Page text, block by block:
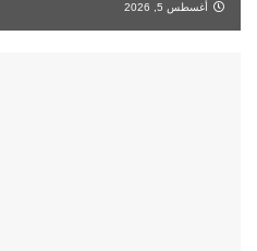
أغسطس 5, 2026